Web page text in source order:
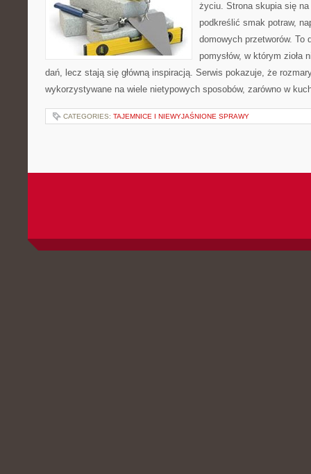
życiu. Strona skupia się
podkreślić smak potraw,
domowych przetworów. To
pomysłów, w którym zioła
dań, lecz stają się główną inspiracją. Serwis pokazuje, że
wykorzystywane na wiele nietypowych sposobów, zarówno w
CATEGORIES: TAJEMNICE I NIEWYJAŚNIONE SPRAWY